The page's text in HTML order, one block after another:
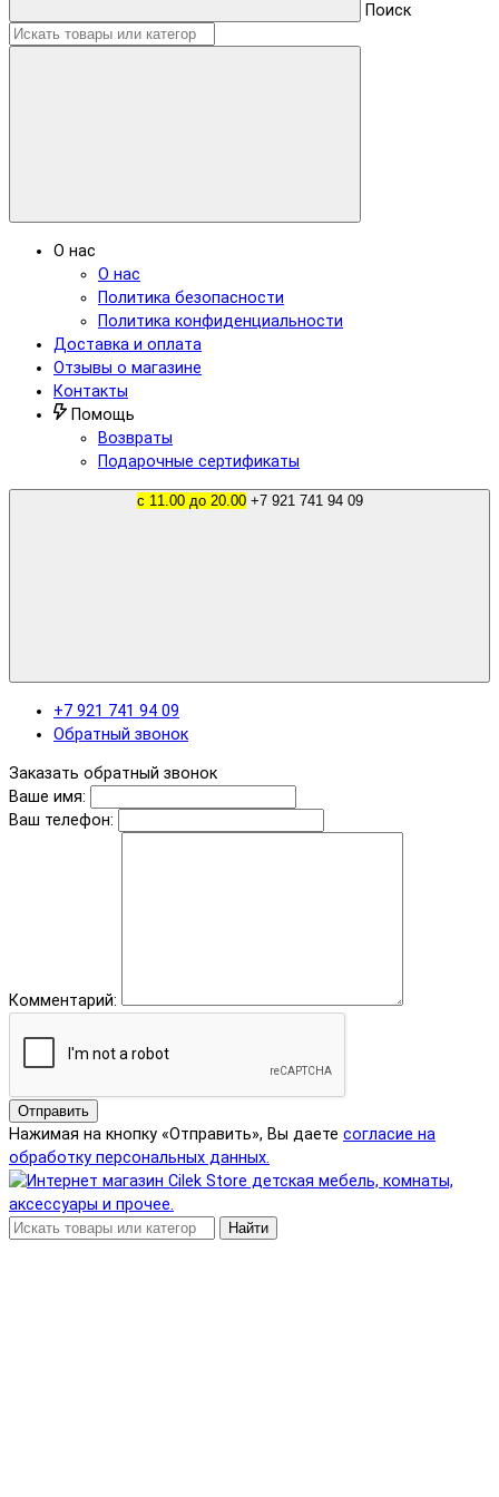
Поиск
О нас
О нас
Политика безопасности
Политика конфиденциальности
Доставка и оплата
Отзывы о магазине
Контакты
Помощь
Возвраты
Подарочные сертификаты
с 11.00 до 20.00 +7 921 741 94 09
+7 921 741 94 09
Обратный звонок
Заказать обратный звонок
Ваше имя:
Ваш телефон:
Комментарий:
Отправить
Нажимая на кнопку «Отправить», Вы даете согласие на
обработку персональных данных.
Найти